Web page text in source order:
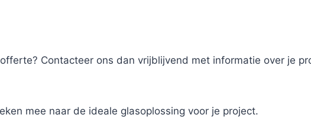
Contacteer ons dan vrijblijvend met informatie over je
mee naar de ideale glasoplossing voor je project.